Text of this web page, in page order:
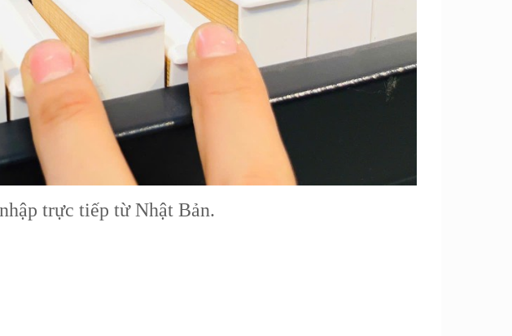
trực tiếp từ Nhật Bản.